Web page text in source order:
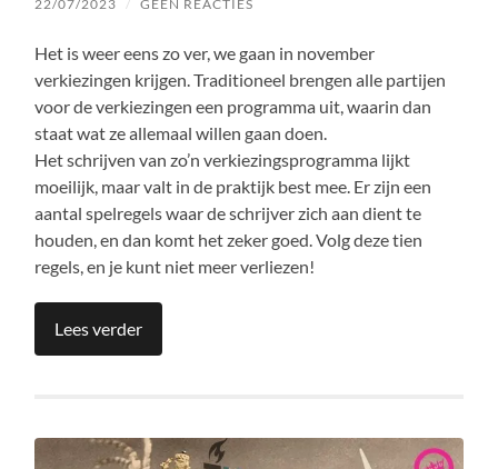
22/07/2023 / GEEN REACTIES
Het is weer eens zo ver, we gaan in november
verkiezingen krijgen. Traditioneel brengen alle partijen
voor de verkiezingen een programma uit, waarin dan
staat wat ze allemaal willen gaan doen.
Het schrijven van zo’n verkiezingsprogramma lijkt
moeilijk, maar valt in de praktijk best mee. Er zijn een
aantal spelregels waar de schrijver zich aan dient te
houden, en dan komt het zeker goed. Volg deze tien
regels, en je kunt niet meer verliezen!
Lees verder